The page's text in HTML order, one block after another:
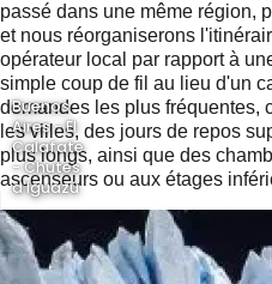
passé dans une même région,
et nous réorganiserons
opérateur local par rapport à
simple coup de fil au lieu d'un
demandes les plus fréquentes,
les villes, des jours de repos
plus longs, ainsi que des
ascenseurs ou aux étages
Buenos
Aires - El
Calafate
- Chutes
d'Iguazú